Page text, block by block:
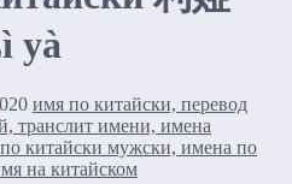
yà
имя по китайски, перевод
транслит имени, имена
китайски мужски, имена по
на китайском